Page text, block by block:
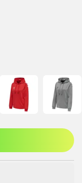
aan te melden als lid